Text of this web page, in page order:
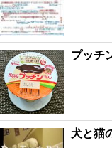
プッチ
犬と猫